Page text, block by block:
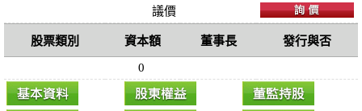
議價
股票類別 資本額 董事長 發行與否
0